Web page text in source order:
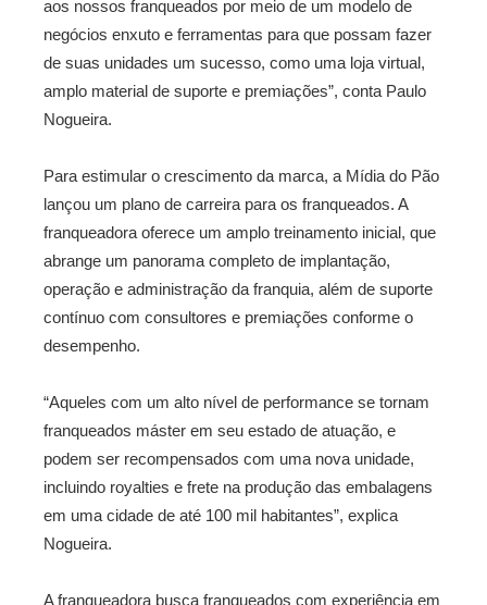
aos nossos franqueados por meio de um modelo de
negócios enxuto e ferramentas para que possam fazer
de suas unidades um sucesso, como uma loja virtual,
amplo material de suporte e premiações”, conta Paulo
Nogueira.
Para estimular o crescimento da marca, a Mídia do Pão
lançou um plano de carreira para os franqueados. A
franqueadora oferece um amplo treinamento inicial, que
abrange um panorama completo de implantação,
operação e administração da franquia, além de suporte
contínuo com consultores e premiações conforme o
desempenho.
“Aqueles com um alto nível de performance se tornam
franqueados máster em seu estado de atuação, e
podem ser recompensados com uma nova unidade,
incluindo royalties e frete na produção das embalagens
em uma cidade de até 100 mil habitantes”, explica
Nogueira.
A franqueadora busca franqueados com experiência em